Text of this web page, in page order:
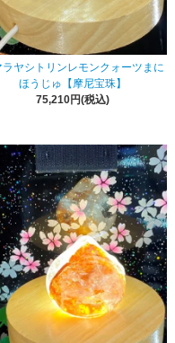
ラヤシトリンレモンクォーツまに
ほうじゅ【摩尼宝珠】
75,210円(税込)